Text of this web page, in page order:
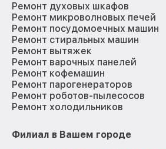
Ремонт духовых шкафов
Ремонт микроволновых печей
Ремонт посудомоечных машин
Ремонт стиральных машин
Ремонт вытяжек
Ремонт варочных панелей
Ремонт кофемашин
Ремонт парогенераторов
Ремонт роботов-пылесосов
Ремонт холодильников
Филиал в Вашем городе